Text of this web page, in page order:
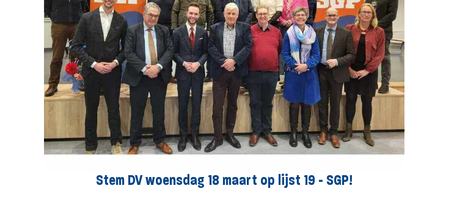
Stem DV woensdag 18 maart op lijst 19 - SGP!